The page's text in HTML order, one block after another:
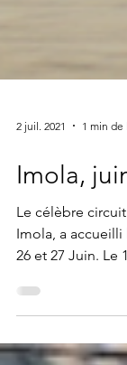
2 juil. 2021 1 min
Imola,
Le célèbre
26 et 27 Juin. Le